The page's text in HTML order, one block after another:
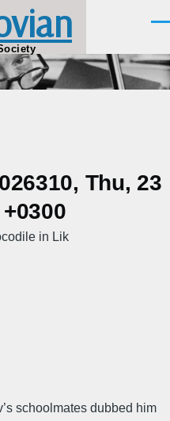
Thu, 23
in Lik
schoolmates dubbed him